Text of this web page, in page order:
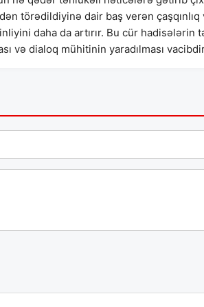
törədildiyinə dair baş verən
daha da artırır. Bu cür hadisələrin
və dialoq mühitinin yaradılması